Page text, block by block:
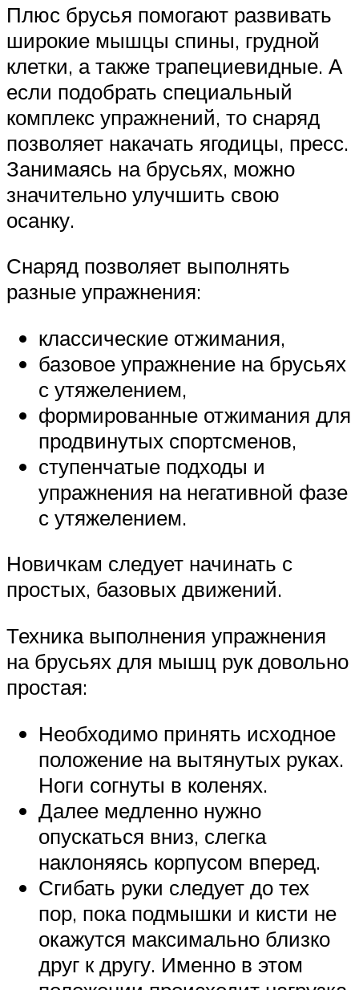
Плюс брусья помогают развивать
широкие мышцы спины, грудной
клетки, а также трапециевидные. А
если подобрать специальный
комплекс упражнений, то снаряд
позволяет накачать ягодицы, пресс.
Занимаясь на брусьях, можно
значительно улучшить свою
осанку.
Снаряд позволяет выполнять
разные упражнения:
классические отжимания,
базовое упражнение на брусьях
с утяжелением,
формированные отжимания для
продвинутых спортсменов,
ступенчатые подходы и
упражнения на негативной фазе
с утяжелением.
Новичкам следует начинать с
простых, базовых движений.
Техника выполнения упражнения
на брусьях для мышц рук довольно
простая:
Необходимо принять исходное
положение на вытянутых руках.
Ноги согнуты в коленях.
Далее медленно нужно
опускаться вниз, слегка
наклоняясь корпусом вперед.
Сгибать руки следует до тех
пор, пока подмышки и кисти не
окажутся максимально близко
друг к другу. Именно в этом